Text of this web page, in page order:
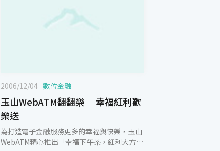
2006/12/04 數位金融
玉山WebATM翻翻樂 幸福紅利歡
樂送
為打造電子金融服務更多的幸福與快樂，玉山
WebATM精心推出「幸福下午茶，紅利大方